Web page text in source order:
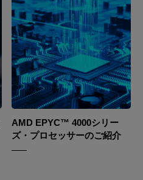
AMD EPYC™ 4000シリー
ズ・プロセッサーのご紹介